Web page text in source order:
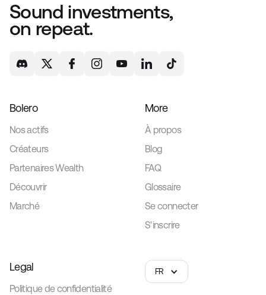
Sound investments,
on repeat.
Bolero
Nos actifs
Créateurs
Partenaires Wealth
Découvrir
Marché
More
À propos
Blog
FAQ
Glossaire
Se connecter
S'inscrire
Legal
Politique de confidentialité
FR